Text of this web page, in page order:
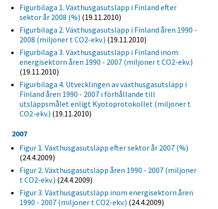
Figurbilaga 1. Växthusgasutsläpp i Finland efter
sektor år 2008 (%) (19.11.2010)
Figurbilaga 2. Växthusgasutsläpp i Finland åren 1990 -
2008 (miljoner t CO2-ekv.) (19.11.2010)
Figurbilaga 3. Växthusgasutsläpp i Finland inom
energisektorn åren 1990 - 2007 (miljoner t CO2-ekv.)
(19.11.2010)
Figurbilaga 4. Utvecklingen av växthusgasutsläpp i
Finland åren 1990 - 2007 i förhållande till
utsläppsmålet enligt Kyotoprotokollet (miljoner t
CO2-ekv.) (19.11.2010)
2007
Figur 1. Växthusgasutsläpp efter sektor år 2007 (%)
(24.4.2009)
Figur 2. Växthusgasutsläpp åren 1990 - 2007 (miljoner
t CO2-ekv.) (24.4.2009)
Figur 3. Växthusgasutsläpp inom energisektorn åren
1990 - 2007 (miljoner t CO2-ekv.) (24.4.2009)